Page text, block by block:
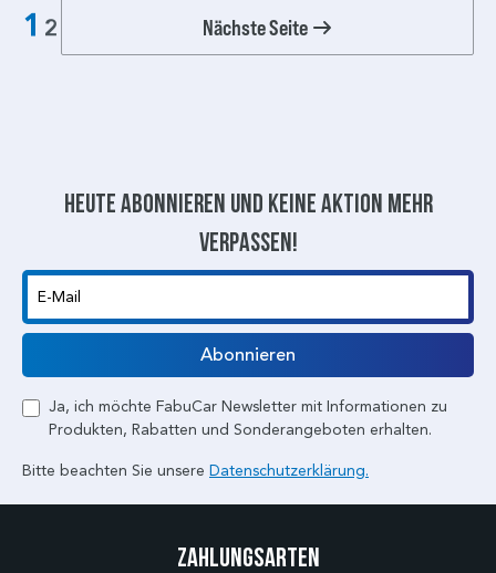
1 2 Nächste Seite
Heute abonnieren und keine aktion mehr
verpassen!
E-Mail
Abonnieren
Ja, ich möchte FabuCar Newsletter mit Informationen zu
Produkten, Rabatten und Sonderangeboten erhalten.
Bitte beachten Sie unsere Datenschutzerklärung.
Zahlungsarten